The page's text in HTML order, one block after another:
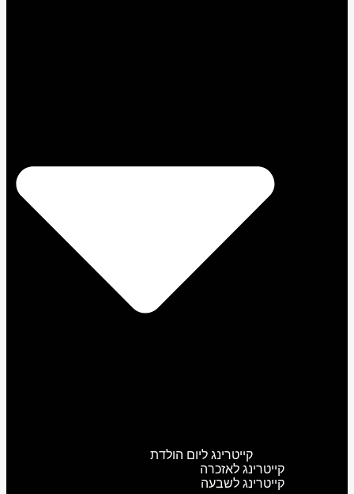
קייטרינג ליום הולדת
קייטרינג לאזכרה
קייטרינג לשבעה